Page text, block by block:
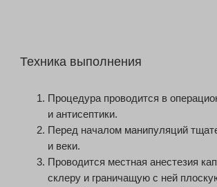
Техника выполнения
Процедура проводится в
и антисептики.
Перед началом манипуляций
и веки.
Проводится местная анестезия
склеру и граничащую с ней